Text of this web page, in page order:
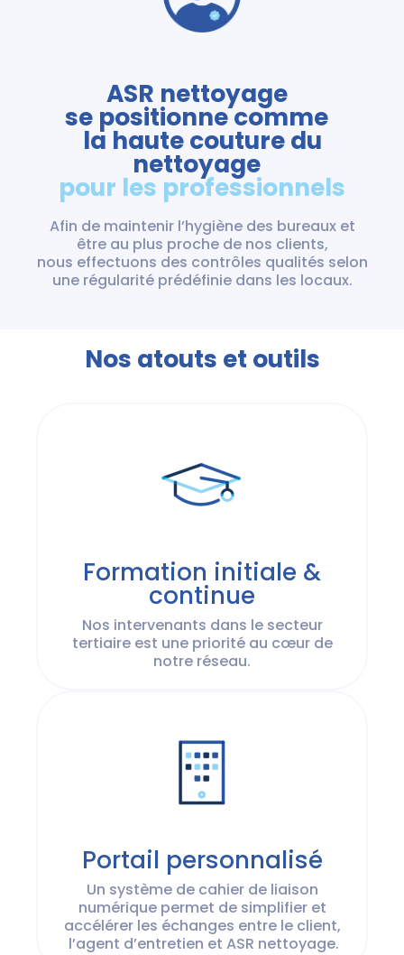
ASR nettoyage
se positionne comme
la haute couture du
nettoyage
pour les professionnels
Afin de maintenir l’hygiène des bureaux et
être au plus proche de nos clients,
nous effectuons des contrôles qualités selon
une régularité prédéfinie dans les locaux.
Nos atouts et outils
Formation initiale &
continue
Nos intervenants dans le secteur
tertiaire est une priorité au cœur de
notre réseau.
Portail personnalisé
Un système de cahier de liaison
numérique permet de simplifier et
accélérer les échanges entre le client,
l’agent d’entretien et ASR nettoyage.